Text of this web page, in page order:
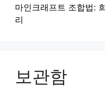
마인크래프트 조합법:
리
보관함